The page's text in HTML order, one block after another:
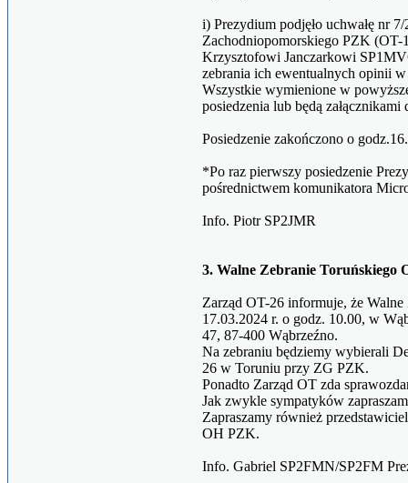
i) Prezydium podjęło uchwałę nr
Zachodniopomorskiego PZK
Krzysztofowi Janczarkowi
zebrania ich ewentualnych opinii
Wszystkie wymienione w
posiedzenia lub będą załącznikami
Posiedzenie zakończono o
*Po raz pierwszy posiedzenie
pośrednictwem komunikatora
Info. Piotr SP2JMR
3. Walne Zebranie Toruńskiego
Zarząd OT-26 informuje, że
17.03.2024 r. o godz. 10.00, w
47, 87-400 Wąbrzeźno.
Na zebraniu będziemy wybierali
26 w Toruniu przy ZG PZK.
Ponadto Zarząd OT zda
Jak zwykle sympatyków
Zapraszamy również
OH PZK.
Info. Gabriel SP2FMN/SP2FM